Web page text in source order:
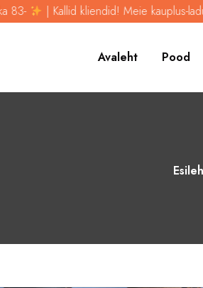
| Kallid kliendid! Meie kauplus-ladu asub
Avaleht Pood